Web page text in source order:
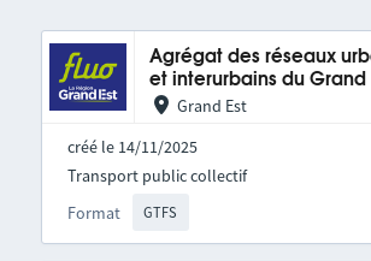
Agrégat des réseaux
et interurbains du Grand
Grand Est
créé le 14/11/2025
Format GTFS
Transport public collectif